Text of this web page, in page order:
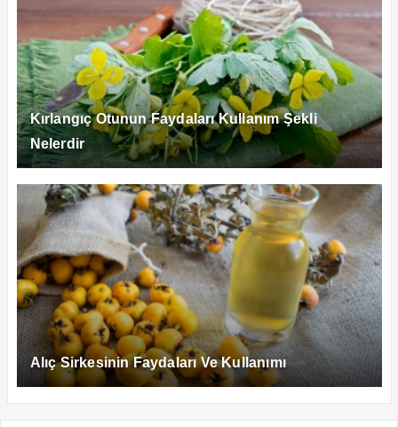
Kırlangıç Otunun Faydaları Kullanım Şekli
Nelerdir
Alıç Sirkesinin Faydaları Ve Kullanımı